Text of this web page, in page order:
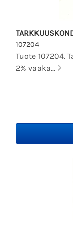
107204
Tuote 107204.
2% vaaka...